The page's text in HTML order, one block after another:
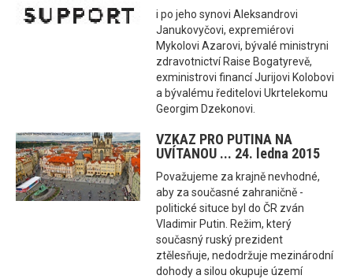
i po jeho synovi Aleksandrovi
Janukovyčovi, expremiérovi
Mykolovi Azarovi, bývalé ministryni
zdravotnictví Raise Bogatyrevě,
exministrovi financí Jurijovi Kolobovi
a bývalému ředitelovi Ukrtelekomu
Georgim Dzekonovi.
VZKAZ PRO PUTINA NA
UVÍTANOU ... 24. ledna 2015
Považujeme za krajně nevhodné,
aby za současné zahraničně -
politické situce byl do ČR zván
Vladimir Putin. Režim, který
současný ruský prezident
ztělesňuje, nedodržuje mezinárodní
dohody a silou okupuje území